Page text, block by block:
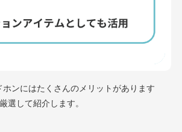
ホンにはたくさんのメリットがあります
選して紹介します。